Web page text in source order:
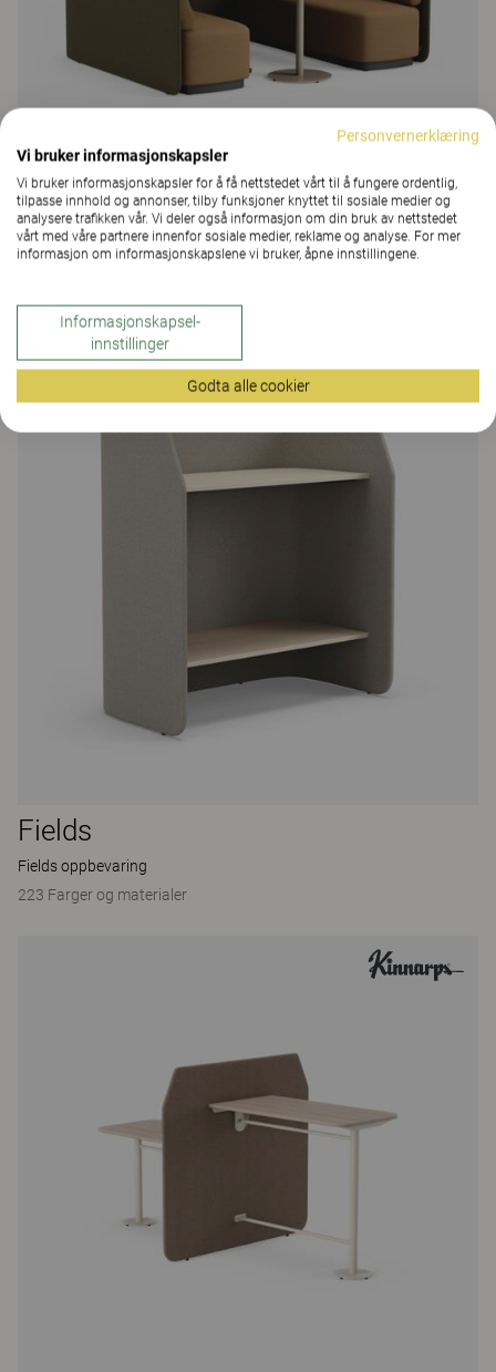
Fields
227 Farger og materialer|2 Varianter
Fields
Fields oppbevaring
223 Farger og materialer
Personvernerklæring
Vi bruker informasjonskapsler
Vi bruker informasjonskapsler for å få nettstedet vårt til å fungere ordentlig,
tilpasse innhold og annonser, tilby funksjoner knyttet til sosiale medier og
analysere trafikken vår. Vi deler også informasjon om din bruk av nettstedet
vårt med våre partnere innenfor sosiale medier, reklame og analyse. For mer
informasjon om informasjonskapslene vi bruker, åpne innstillingene.
Informasjonskapsel-
innstillinger
Godta alle cookier